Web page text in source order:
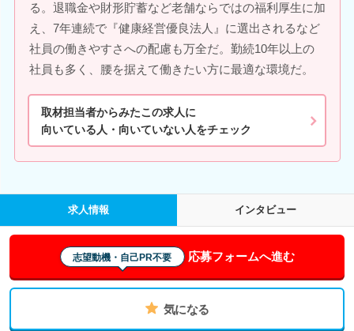
る。退職金や財形貯蓄など老舗ならではの福利厚生に加
え、7年連続で『健康経営優良法人』に選出されるなど
社員の働きやすさへの配慮も万全だ。勤続10年以上の
社員も多く、腰を据えて働きたい方に最適な環境だ。
取材担当者からみたこの求人に
向いている人・向いていない人をチェック
求人情報 インタビュー
志望動機・自己PR不要 応募フォームへ進む
気になる